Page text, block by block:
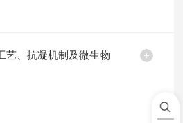
艺、抗凝机制及微生物